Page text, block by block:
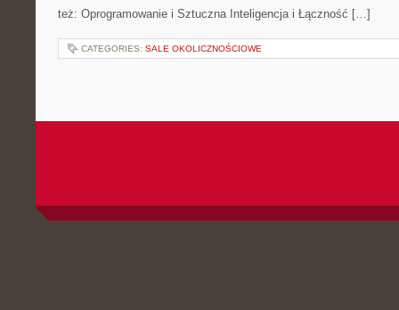
też: Oprogramowanie i Sztuczna Inteligencja i Łączność […]
CATEGORIES: SALE OKOLICZNOŚCIOWE